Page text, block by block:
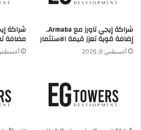
وعلى نفس مستويات الخميس الماضي استقر
أمام الجنيه المصري على سعر أمس
عند 15.64 جنيه
شاشات التداول اللحظية.
شراكة إيجي تاورز مع Armaba..
إضافة قوية تعزز قيمة الاستثمار
أغسطس 6, 2026
شراكة
مضافة
أغسطس 5,